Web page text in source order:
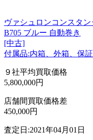
ヴァシュロンコンスタ
B705 ブルー 自動巻き
[中古]
付属品:内箱、外箱、保
９社平均買取価格
5,800,000円
店舗間買取価格差
450,000円
査定日:2021年04月01日